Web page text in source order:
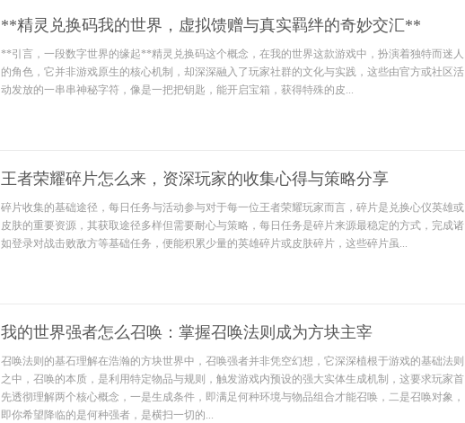
**精灵兑换码我的世界，虚拟馈赠与真实羁绊的奇妙交汇**
**引言，一段数字世界的缘起**精灵兑换码这个概念，在我的世界这款游戏中，扮演着独特而迷人
的角色，它并非游戏原生的核心机制，却深深融入了玩家社群的文化与实践，这些由官方或社区活
动发放的一串串神秘字符，像是一把把钥匙，能开启宝箱，获得特殊的皮...
王者荣耀碎片怎么来，资深玩家的收集心得与策略分享
碎片收集的基础途径，每日任务与活动参与对于每一位王者荣耀玩家而言，碎片是兑换心仪英雄或
皮肤的重要资源，其获取途径多样但需要耐心与策略，每日任务是碎片来源最稳定的方式，完成诸
如登录对战击败敌方等基础任务，便能积累少量的英雄碎片或皮肤碎片，这些碎片虽...
我的世界强者怎么召唤：掌握召唤法则成为方块主宰
召唤法则的基石理解在浩瀚的方块世界中，召唤强者并非凭空幻想，它深深植根于游戏的基础法则
之中，召唤的本质，是利用特定物品与规则，触发游戏内预设的强大实体生成机制，这要求玩家首
先透彻理解两个核心概念，一是生成条件，即满足何种环境与物品组合才能召唤，二是召唤对象，
即你希望降临的是何种强者，是横扫一切的...